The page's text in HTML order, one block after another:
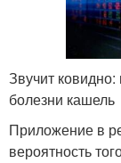
Звучит
болезни кашель
Приложение в
вероятность